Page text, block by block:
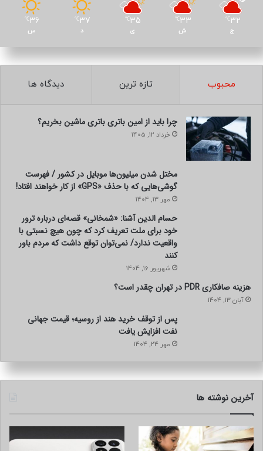
سازگار باشه، طول عمر بالایی داشته باشه و هزینه‌های جانبی
شما رو کم کنه.
برای مشاهده مدل‌ها، مقایسه ویژگی‌ها و بررسی قیمت‌های به‌روز،
کپی لینک
32
℃
ج
33
℃
ش
35
℃
ی
37
℃
د
36
℃
س
محبوب تازه ترین دیدگاه ها
چرا باید از امین باتری باتری ماشین بخریم؟
خرداد 12, 1405
مختل شدن میلیون‌ها موبایل در کشور / فهرست
گوشی‌هایی که با حذف «GPS» از کار خواهند افتاد!
مهر 13, 1404
حسام الدین آشنا: «شمخانی» قصه‌ای درباره ترور
خود برای ملت تعریف کرد که چون هیچ نسبتی با
واقعیت ندارد/ نمی‌توان توقع داشت که مردم باور
کنند
شهریور 16, 1404
هزینه صافکاری PDR در تهران چقدر است؟
آبان 13, 1404
پس از توقف خرید هند از روسیه؛ قیمت جهانی
نفت افزایش یافت
مهر 24, 1404
آخرین نوشته ها